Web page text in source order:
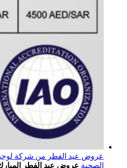
عروض عيد الفطر من شركة
الصحية عروض عيد الفطر